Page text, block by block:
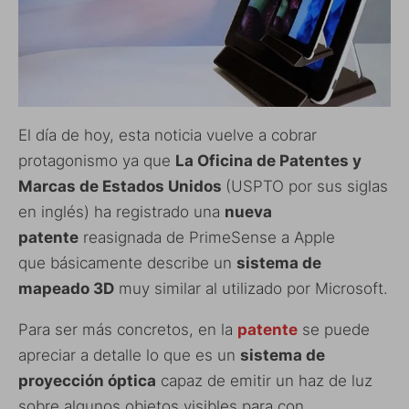
El día de hoy, esta noticia vuelve a cobrar
protagonismo ya que La Oficina de Patentes y
Marcas de Estados Unidos (USPTO por sus siglas
en inglés) ha registrado una nueva
patente reasignada de PrimeSense a Apple
que básicamente describe un sistema de
mapeado 3D muy similar al utilizado por Microsoft.
Para ser más concretos, en la patente se puede
apreciar a detalle lo que es un sistema de
proyección óptica capaz de emitir un haz de luz